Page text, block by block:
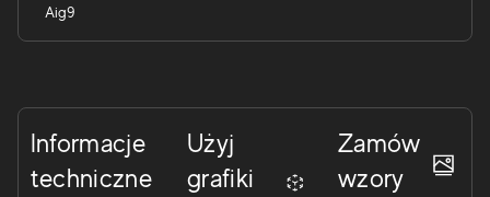
Aig9
Informacje
techniczne
Użyj
grafiki
Zamów
wzory